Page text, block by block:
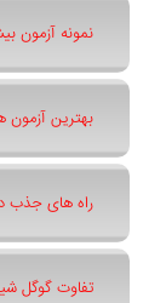
نمونه آزمون
بهترین آزمون
راه های جذب
تفاوت گوگل